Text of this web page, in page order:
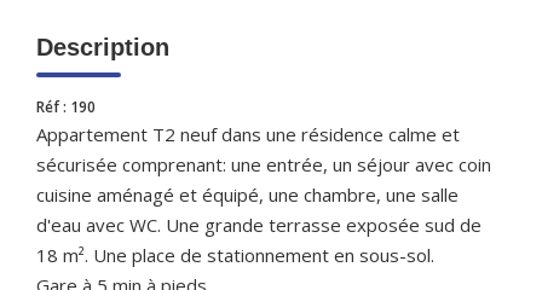
Description
Réf : 190
Appartement T2 neuf dans une résidence calme et
sécurisée comprenant: une entrée, un séjour avec coin
cuisine aménagé et équipé, une chambre, une salle
d'eau avec WC. Une grande terrasse exposée sud de
18 m². Une place de stationnement en sous-sol.
Gare à 5 min à pieds